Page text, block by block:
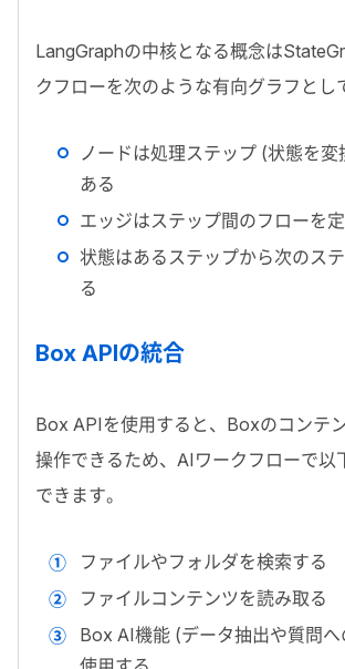
LangGraphの中核となる概念は
クフローを次のような有向グラフとし
ノードは処理ステップ (状態を
ある
エッジはステップ間のフローを
状態はあるステップから次のス
る
Box APIの統合
Box APIを使用すると、 Boxのコンテ
操作できるため、 AI ワークフローで以
できます。
ファイルやフォルダを検索する
ファイルコンテンツを読み取る
Box AI機能 (データ抽出や質問